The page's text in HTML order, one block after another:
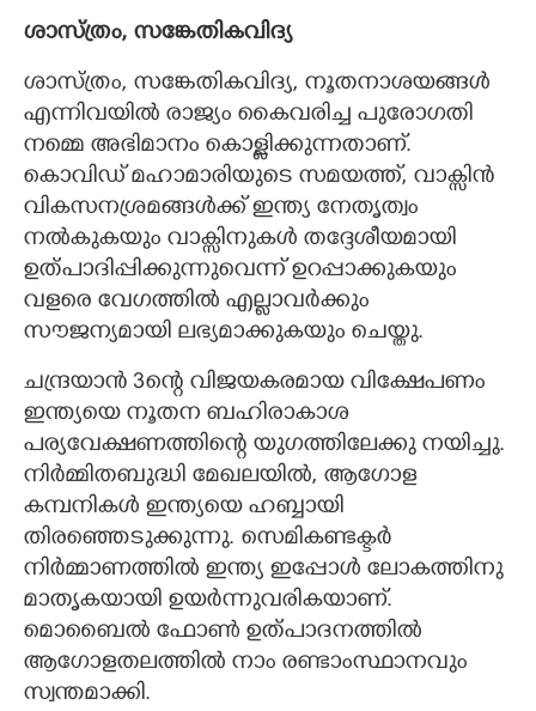
ശാസ്ത്രം, സങ്കേതികവിദ്യ
ശാസ്ത്രം, സങ്കേതികവിദ്യ, നൂതനാശയങ്ങൾ
എന്നിവയിൽ രാജ്യം കൈവരിച്ച പുരോഗതി
നമ്മെ അഭിമാനം കൊള്ളിക്കുന്നതാണ്.
കൊവിഡ് മഹാമാരിയുടെ സമയത്ത്, വാക്സിൻ
വികസനശ്രമങ്ങൾക്ക് ഇന്ത്യ നേതൃത്വം
നൽകുകയും വാക്സിനുകൾ തദ്ദേശീയമായി
ഉത്പാദിപ്പിക്കുന്നുവെന്ന് ഉറപ്പാക്കുകയും
വളരെ വേഗത്തിൽ എല്ലാവർക്കും
സൗജന്യമായി ലഭ്യമാക്കുകയും ചെയ്തു.
ചന്ദ്രയാൻ 3ന്റെ വിജയകരമായ വിക്ഷേപണം
ഇന്ത്യയെ നൂതന ബഹിരാകാശ
പര്യവേക്ഷണത്തിന്റെ യുഗത്തിലേക്കു നയിച്ചു.
നിർമ്മിതബുദ്ധി മേഖലയിൽ, ആഗോള
കമ്പനികൾ ഇന്ത്യയെ ഹബ്ബായി
തിരഞ്ഞെടുക്കുന്നു. സെമികണ്ടക്ടർ
നിർമ്മാണത്തിൽ ഇന്ത്യ ഇപ്പോൾ ലോകത്തിനു
മാതൃകയായി ഉയർന്നുവരികയാണ്.
മൊബൈൽ ഫോൺ ഉത്പാദനത്തിൽ
ആഗോളതലത്തിൽ നാം രണ്ടാംസ്ഥാനവും
സ്വന്തമാക്കി.